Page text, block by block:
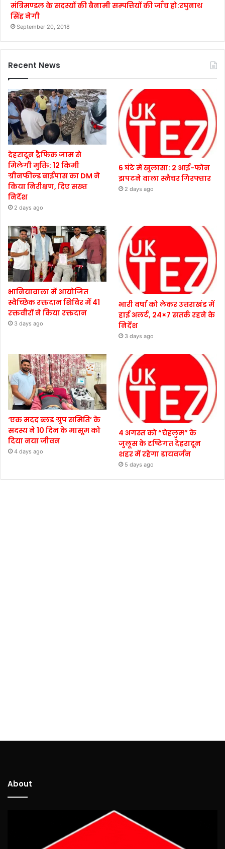
मंत्रिमण्डल के सदस्यों की बैनामी सम्पत्तियों की जाँच हो:रघुनाथ
सिंह नेगी
September 20, 2018
Recent News
देहरादून ट्रैफिक जाम से
मिलेगी मुक्ति: 12 किमी
ग्रीनफील्ड बाईपास का DM ने
किया निरीक्षण, दिए सख्त
निर्देश
2 days ago
6 घंटे में खुलासा: 2 आई-फोन
झपटने वाला स्नैचर गिरफ्तार
2 days ago
भानियावाला में आयोजित
स्वैच्छिक रक्तदान शिविर में 41
रक्तवीरों ने किया रक्तदान
3 days ago
भारी वर्षा को लेकर उत्तराखंड में
हाई अलर्ट, 24×7 सतर्क रहने के
निर्देश
3 days ago
‘एक मदद ब्लड ग्रुप समिति’ के
सदस्य ने 10 दिन के मासूम को
दिया नया जीवन
4 days ago
4 अगस्त को “चेहलुम” के
जुलूस के दृष्टिगत देहरादून
शहर में रहेगा डायवर्जन
5 days ago
About